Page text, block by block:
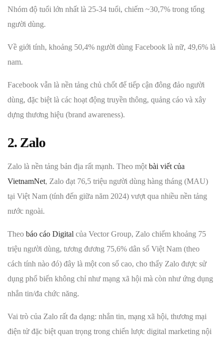
Nhóm độ tuổi lớn nhất là 25-34 tuổi, chiếm ~30,7% trong tổng
người dùng.
Về giới tính, khoảng 50,4% người dùng Facebook là nữ, 49,6% là
nam.
Facebook vẫn là nền tảng chủ chốt để tiếp cận đông đảo người
dùng, đặc biệt là các hoạt động truyền thông, quảng cáo và xây
dựng thương hiệu (brand awareness).
2. Zalo
Zalo là nền tảng bản địa rất mạnh. Theo một bài viết của
VietnamNet, Zalo đạt 76,5 triệu người dùng hàng tháng (MAU)
tại Việt Nam (tính đến giữa năm 2024) vượt qua nhiều nền tảng
nước ngoài.
Theo báo cáo Digital của Vector Group, Zalo chiếm khoảng 75
triệu người dùng, tương đương 75,6% dân số Việt Nam (theo
cách tính nào đó) đây là một con số cao, cho thấy Zalo được sử
dụng phổ biến không chỉ như mạng xã hội mà còn như ứng dụng
nhắn tin/đa chức năng.
Vai trò của Zalo rất đa dạng: nhắn tin, mạng xã hội, thương mại
điện tử đặc biệt quan trọng trong chiến lược digital marketing nội